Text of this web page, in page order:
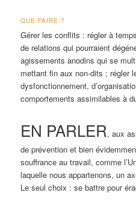
QUE FAIRE ?
Gérer les conflits : régler à
de relations qui pourraient
agissements anodins qui se
mettant fin aux non-dits ; régler
dysfonctionnement,
comportements assimilables à
EN PARLER, aux
de prévention et bien
souffrance au travail, comme
laquelle nous appartenons, un
Le seul choix : se battre pour